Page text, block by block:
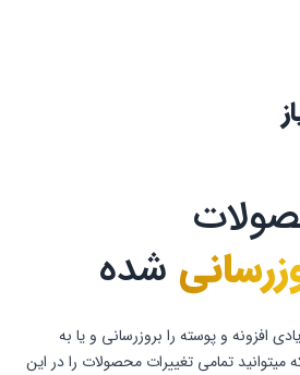
شده
افزونه و پوسته را بروزرسانی و یا به
تمامی تغییرات محصولات را در این